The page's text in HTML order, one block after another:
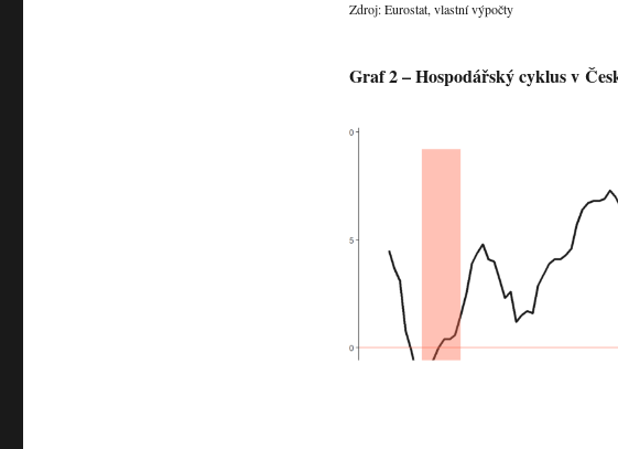
Zdroj: Eurostat, vlastní výpočty
Graf 2 – Hospodářský cyklus v